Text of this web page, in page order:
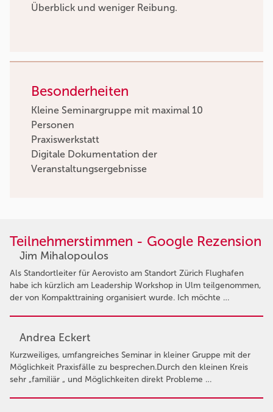
Überblick und weniger Reibung.
Besonderheiten
Kleine Seminargruppe mit maximal 10
Personen
Praxiswerkstatt
Digitale Dokumentation der
Veranstaltungsergebnisse
Teilnehmerstimmen - Google Rezension
Jim Mihalopoulos
Als Standortleiter für Aerovisto am Standort Zürich Flughafen
habe ich kürzlich am Leadership Workshop in Ulm teilgenommen,
der von Kompakttraining organisiert wurde. Ich möchte …
Andrea Eckert
Kurzweiliges, umfangreiches Seminar in kleiner Gruppe mit der
Möglichkeit Praxisfälle zu besprechen.Durch den kleinen Kreis
sehr „familiär „ und Möglichkeiten direkt Probleme …